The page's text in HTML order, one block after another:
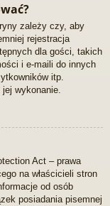
zależy czy, aby
rejestracja
dla gości, takich
i e-maili do innych
itp.
wykonanie.
Act – prawa
na właścicieli stron
od osób
posiadania pisemnej